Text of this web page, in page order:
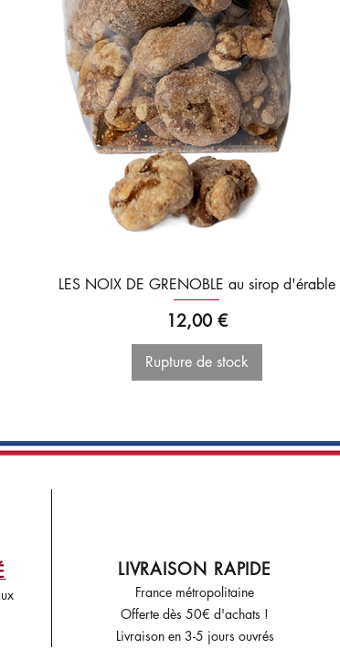
LES NOIX DE GRENOBLE au sirop d'érable
Prix
12,00 €
Rupture de stock
LIVRAISON RAPIDE
France métropolitaine
Offerte dès 50€ d'achats !
Livraison en 3-5 jours ouvrés